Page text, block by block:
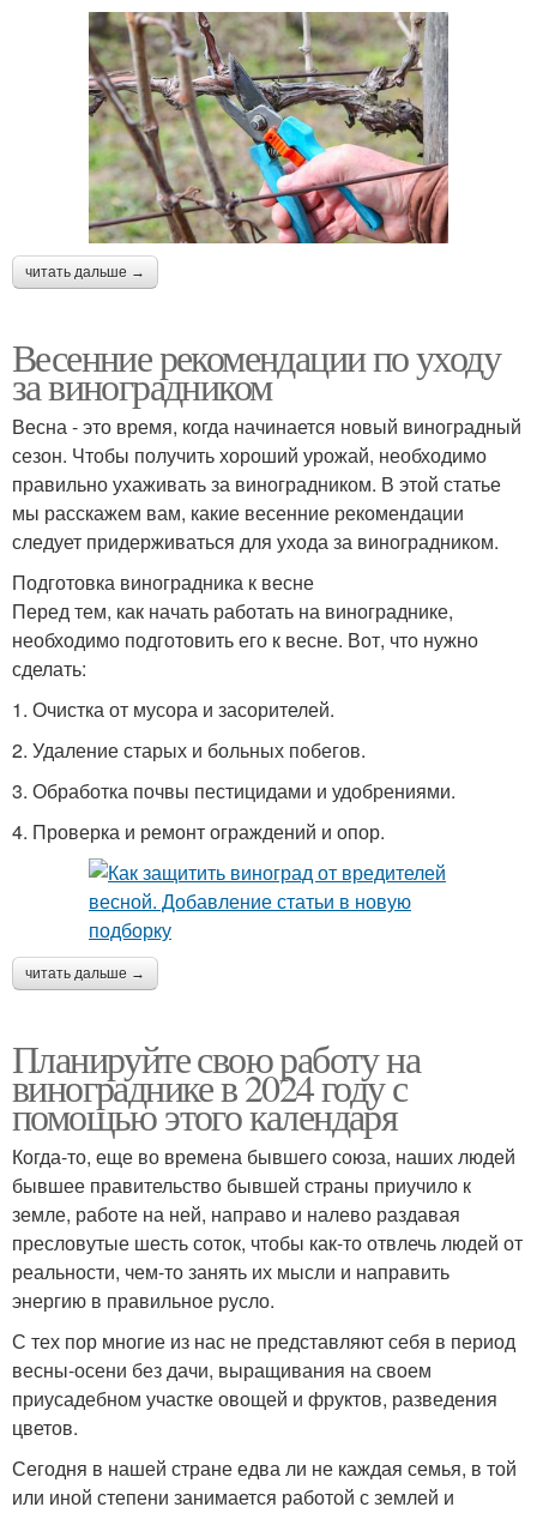
читать дальше →
Весенние рекомендации по уходу
за виноградником
Весна - это время, когда начинается новый виноградный
сезон. Чтобы получить хороший урожай, необходимо
правильно ухаживать за виноградником. В этой статье
мы расскажем вам, какие весенние рекомендации
следует придерживаться для ухода за виноградником.
Подготовка виноградника к весне
Перед тем, как начать работать на винограднике,
необходимо подготовить его к весне. Вот, что нужно
сделать:
1. Очистка от мусора и засорителей.
2. Удаление старых и больных побегов.
3. Обработка почвы пестицидами и удобрениями.
4. Проверка и ремонт ограждений и опор.
читать дальше →
Планируйте свою работу на
винограднике в 2024 году с
помощью этого календаря
Когда-то, еще во времена бывшего союза, наших людей
бывшее правительство бывшей страны приучило к
земле, работе на ней, направо и налево раздавая
пресловутые шесть соток, чтобы как-то отвлечь людей от
реальности, чем-то занять их мысли и направить
энергию в правильное русло.
С тех пор многие из нас не представляют себя в период
весны-осени без дачи, выращивания на своем
приусадебном участке овощей и фруктов, разведения
цветов.
Сегодня в нашей стране едва ли не каждая семья, в той
или иной степени занимается работой с землей и